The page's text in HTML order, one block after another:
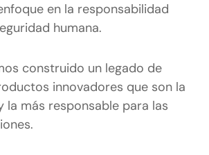
en la responsabilidad
humana.
construido un legado de
innovadores que son la
la más responsable para las